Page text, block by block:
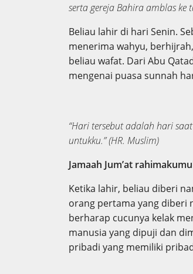
serta gereja Bahira amblas ke
Beliau lahir di hari Senin.
menerima wahyu,
beliau wafat. Dari Abu
mengenai puasa sunnah
“Hari tersebut adalah hari
untukku.” (HR. Muslim)
Jamaah Jum’at
Ketika lahir, beliau diberi
orang pertama yang diberi
berharap cucunya kelak
manusia yang dipuji dan
pribadi yang memiliki